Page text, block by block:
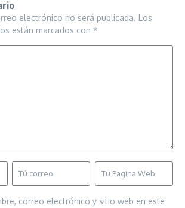
electrónico no será publicada. Los
están marcados con *
correo electrónico y sitio web en este